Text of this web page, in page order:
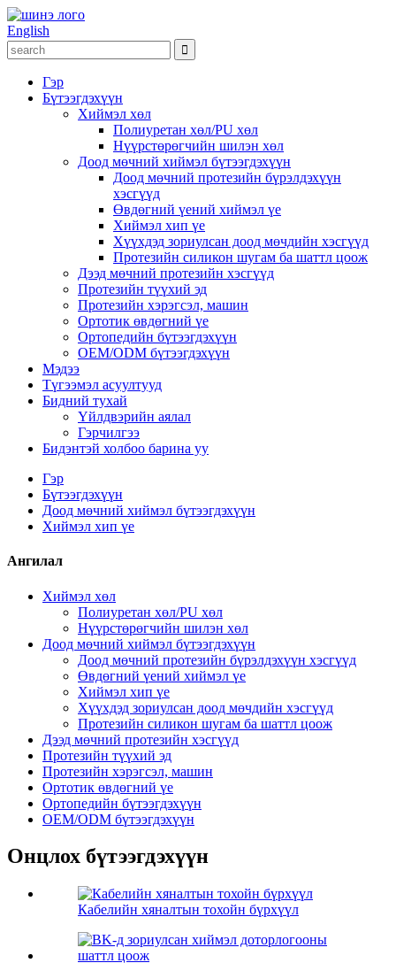
English
Гэр
Бүтээгдэхүүн
Хиймэл хөл
Полиуретан хөл/PU хөл
Нүүрстөрөгчийн шилэн хөл
Доод мөчний хиймэл бүтээгдэхүүн
Доод мөчний протезийн бүрэлдэхүүн
хэсгүүд
Өвдөгний үений хиймэл үе
Хиймэл хип үе
Хүүхдэд зориулсан доод мөчдийн хэсгүүд
Протезийн силикон шугам ба шаттл цоож
Дээд мөчний протезийн хэсгүүд
Протезийн түүхий эд
Протезийн хэрэгсэл, машин
Ортотик өвдөгний үе
Ортопедийн бүтээгдэхүүн
OEM/ODM бүтээгдэхүүн
Мэдээ
Түгээмэл асуултууд
Бидний тухай
Үйлдвэрийн аялал
Гэрчилгээ
Бидэнтэй холбоо барина уу
Гэр
Бүтээгдэхүүн
Доод мөчний хиймэл бүтээгдэхүүн
Хиймэл хип үе
Ангилал
Хиймэл хөл
Полиуретан хөл/PU хөл
Нүүрстөрөгчийн шилэн хөл
Доод мөчний хиймэл бүтээгдэхүүн
Доод мөчний протезийн бүрэлдэхүүн хэсгүүд
Өвдөгний үений хиймэл үе
Хиймэл хип үе
Хүүхдэд зориулсан доод мөчдийн хэсгүүд
Протезийн силикон шугам ба шаттл цоож
Дээд мөчний протезийн хэсгүүд
Протезийн түүхий эд
Протезийн хэрэгсэл, машин
Ортотик өвдөгний үе
Ортопедийн бүтээгдэхүүн
OEM/ODM бүтээгдэхүүн
Онцлох бүтээгдэхүүн
Кабелийн хяналтын тохойн бүрхүүл